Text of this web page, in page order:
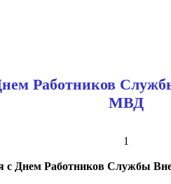
Работников
МВД
1
с Днем Работников Службы